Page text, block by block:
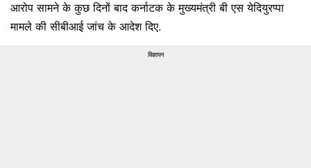
आरोप सामने के कुछ दिनों बाद कर्नाटक के मुख्यमंत्री बी एस येदियुरप्पा
मामले की सीबीआई जांच के आदेश दिए.
विज्ञापन